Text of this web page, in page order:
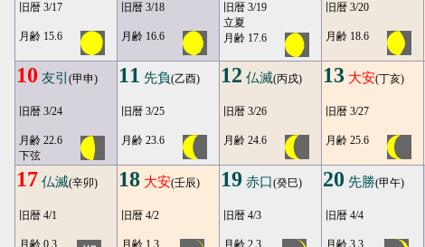
旧暦 3/17
月齢 15.6
旧暦 3/18
月齢 16.6
旧暦 3/19
立夏
月齢 17.6
旧暦 3/20
月齢 18.6
10 友引 (甲申)
旧暦 3/24
月齢 22.6
下弦
11 先負(乙酉)
旧暦 3/25
月齢 23.6
12 仏滅(丙戌)
旧暦 3/26
月齢 24.6
13 大安(丁亥)
旧暦 3/27
月齢 25.6
17 仏滅(辛卯)
旧暦 4/1
月齢 0.3
18 大安(壬辰)
旧暦 4/2
月齢 1.3
19 赤口(癸巳)
旧暦 4/3
月齢 2.3
20 先勝(甲午)
旧暦 4/4
月齢 3.3